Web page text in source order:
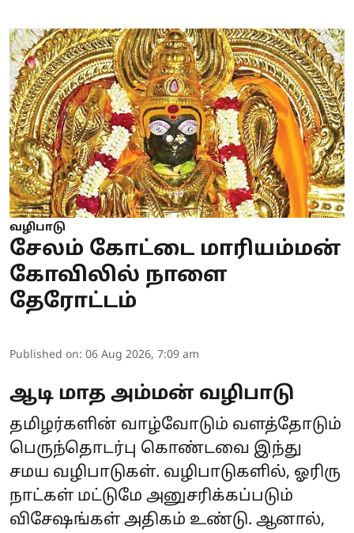
வழிபாடு
சேலம் கோட்டை மாரியம்மன்
கோவிலில் நாளை
தேரோட்டம்
Published on: 06 Aug 2026, 7:09 am
ஆடி மாத அம்மன் வழிபாடு
தமிழர்களின் வாழ்வோடும் வளத்தோடும்
பெருந்தொடர்பு கொண்டவை இந்து
சமய வழிபாடுகள். வழிபாடுகளில், ஓரிரு
நாட்கள் மட்டுமே அனுசரிக்கப்படும்
விசேஷங்கள் அதிகம் உண்டு. ஆனால்,